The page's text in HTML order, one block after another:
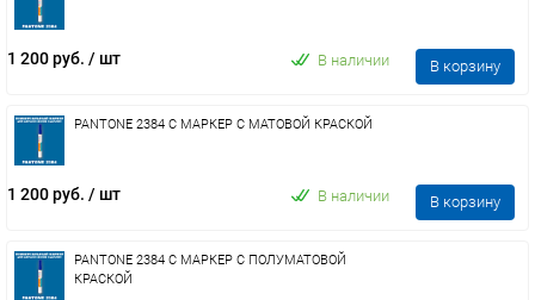
1 200 руб. / шт В наличии В корзину
PANTONE 2384 C МАРКЕР С МАТОВОЙ КРАСКОЙ
1 200 руб. / шт В наличии В корзину
PANTONE 2384 C МАРКЕР С ПОЛУМАТОВОЙ
КРАСКОЙ